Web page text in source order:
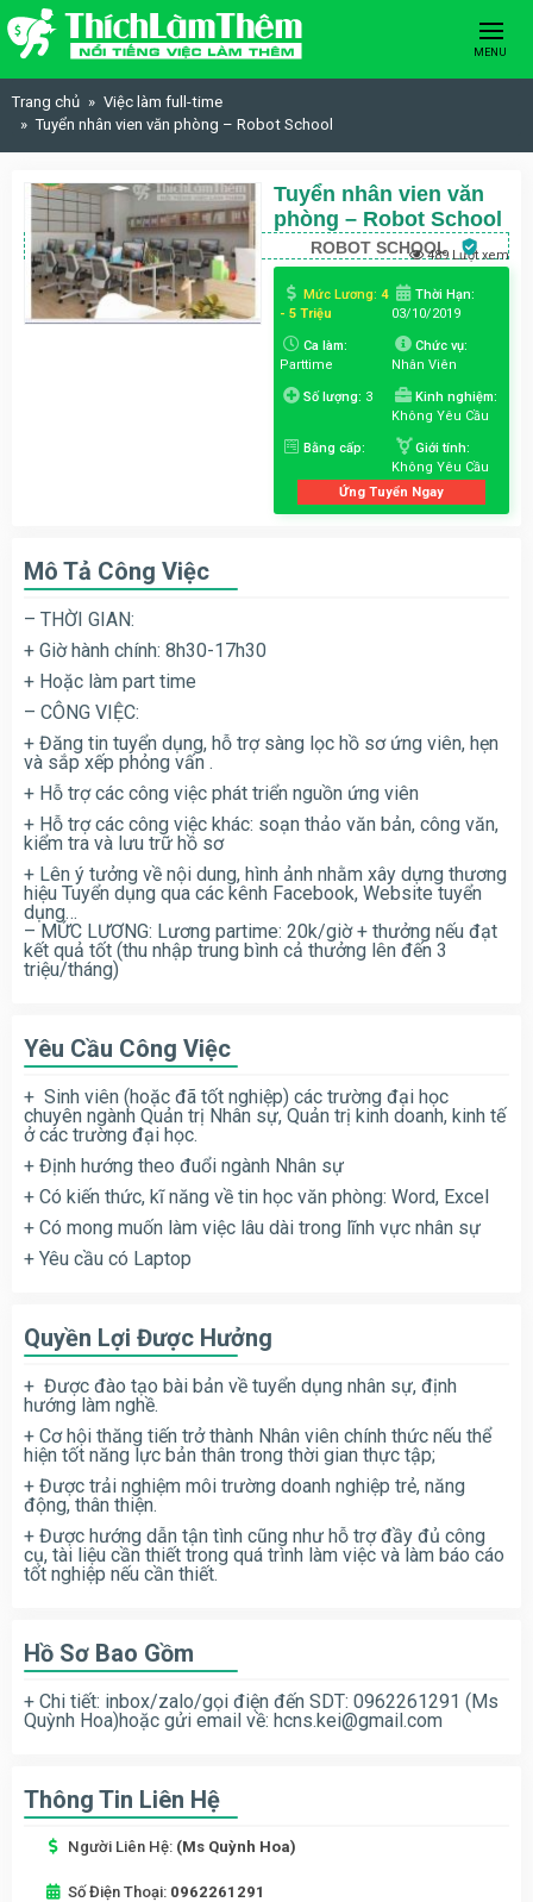
Skip to content
MENU
Trang chủ
Việc làm full-time
Tuyển nhân vien văn phòng – Robot School
Tuyển nhân vien văn
phòng – Robot School
ROBOT SCHOOL489 Lượt xem
Mức Lương: 4
- 5 Triệu
Thời Hạn:
03/10/2019
Ca làm:
Parttime
Chức vụ:
Nhân Viên
Số lượng: 3
Kinh nghiệm:
Không Yêu Cầu
Bằng cấp:
Giới tính:
Không Yêu Cầu
Ứng Tuyển Ngay
Mô Tả Công Việc
– THỜI GIAN:
+ Giờ hành chính: 8h30-17h30
+ Hoặc làm part time
– CÔNG VIỆC:
+ Đăng tin tuyển dụng, hỗ trợ sàng lọc hồ sơ ứng viên, hẹn
và sắp xếp phỏng vấn .
+ Hỗ trợ các công việc phát triển nguồn ứng viên
+ Hỗ trợ các công việc khác: soạn thảo văn bản, công văn,
kiểm tra và lưu trữ hồ sơ
+ Lên ý tưởng về nội dung, hình ảnh nhằm xây dựng thương
hiệu Tuyển dụng qua các kênh Facebook, Website tuyển
dụng…
– MỨC LƯƠNG: Lương partime: 20k/giờ + thưởng nếu đạt
kết quả tốt (thu nhập trung bình cả thưởng lên đến 3
triệu/tháng)
Yêu Cầu Công Việc
+ Sinh viên (hoặc đã tốt nghiệp) các trường đại học
chuyên ngành Quản trị Nhân sự, Quản trị kinh doanh, kinh tế
ở các trường đại học.
+ Định hướng theo đuổi ngành Nhân sự
+ Có kiến thức, kĩ năng về tin học văn phòng: Word, Excel
+ Có mong muốn làm việc lâu dài trong lĩnh vực nhân sự
+ Yêu cầu có Laptop
Quyền Lợi Được Hưởng
+ Được đào tạo bài bản về tuyển dụng nhân sự, định
hướng làm nghề.
+ Cơ hội thăng tiến trở thành Nhân viên chính thức nếu thể
hiện tốt năng lực bản thân trong thời gian thực tập;
+ Được trải nghiệm môi trường doanh nghiệp trẻ, năng
động, thân thiện.
+ Được hướng dẫn tận tình cũng như hỗ trợ đầy đủ công
cụ, tài liệu cần thiết trong quá trình làm việc và làm báo cáo
tốt nghiệp nếu cần thiết.
Hồ Sơ Bao Gồm
+ Chi tiết: inbox/zalo/gọi điện đến SDT: 0962261291 (Ms
Quỳnh Hoa)hoặc gửi email về: hcns.kei@gmail.com
Thông Tin Liên Hệ
Người Liên Hệ: (Ms Quỳnh Hoa)
Số Điện Thoại: 0962261291